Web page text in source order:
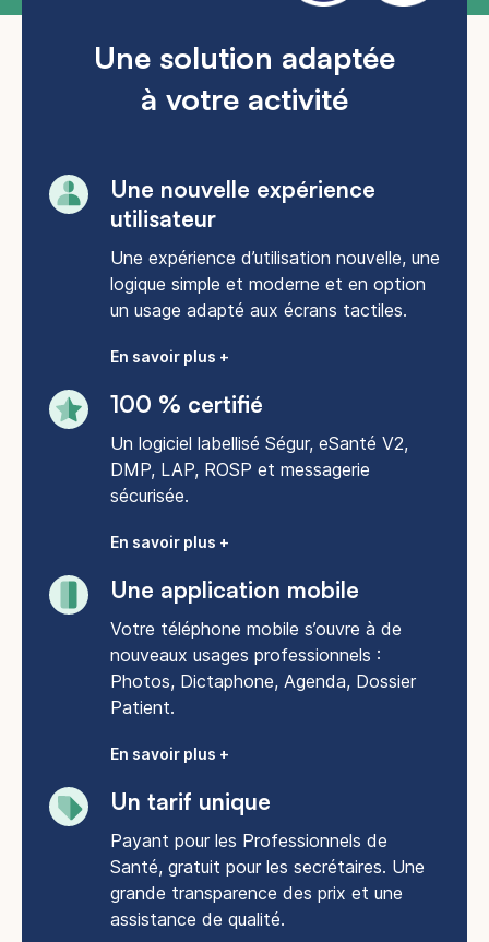
Une solution adaptée
à votre activité
Une nouvelle expérience
utilisateur​
Une expérience d’utilisation nouvelle, une
logique simple et moderne et en option
un usage adapté aux écrans tactiles.
En savoir plus +
100 % certifié
Un logiciel labellisé Ségur, eSanté V2,
DMP, LAP, ROSP et messagerie
sécurisée.
En savoir plus +
Une application mobile
Votre téléphone mobile s’ouvre à de
nouveaux usages professionnels :
Photos, Dictaphone, Agenda, Dossier
Patient.
En savoir plus +
Un tarif unique
Payant pour les Professionnels de
Santé, gratuit pour les secrétaires. Une
grande transparence des prix et une
assistance de qualité.